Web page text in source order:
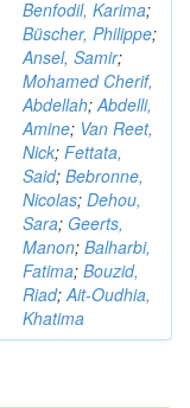
Benfodil, Karima;
Büscher, Philippe;
Ansel, Samir;
Mohamed Cherif,
Abdellah;Abdelli,
Amine; Van Reet,
Nick; Fettata,
Said; Bebronne,
Nicolas; Dehou,
Sara; Geerts,
Manon; Balharbi,
Fatima; Bouzid,
Riad;Ait-Oudhia,
Khatima